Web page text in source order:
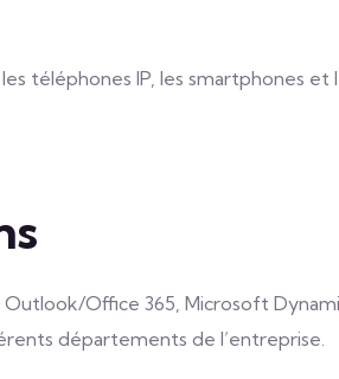
IP, les smartphones et
Office 365, Microsoft
départements de l’entreprise.